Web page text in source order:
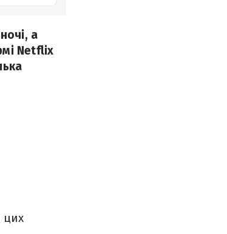
а
Netflix
цих